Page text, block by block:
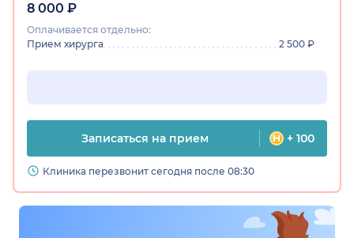
8 000 ₽
Оплачивается отдельно:
Прием хирурга
2 500 ₽
Записаться на прием + 100
Клиника перезвонит сегодня после 08:30